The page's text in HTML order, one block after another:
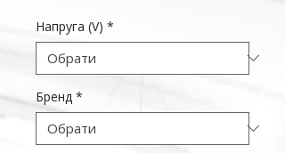
Напруга (V) *
Бренд *